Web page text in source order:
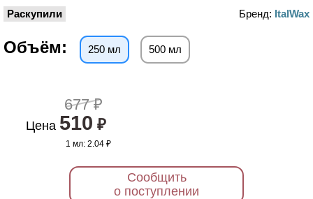
Раскупили Бренд: ItalWax
Объём: 250 мл 500 мл
677 ₽
Цена 510 ₽
1 мл:2.04 ₽
Сообщить
о поступлении